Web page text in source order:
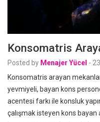
Konsomatris
Posted by Menajer Yücel -
Konsomatris arayan
yevmiyeli, bayan kons
acentesi farkı ile konsluk
çalışmak isteyen kons bayan